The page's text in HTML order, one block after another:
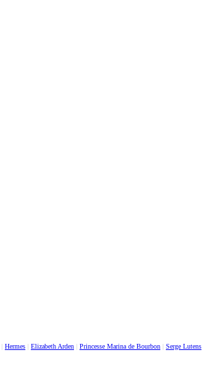
Hermes Elizabeth Arden Princesse Marina de Bourbon Serge Lutens